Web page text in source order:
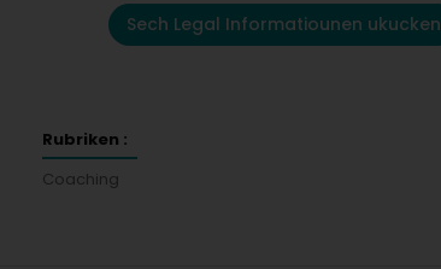
Sech Legal Informatiounen ukucken
Rubriken :
Coaching